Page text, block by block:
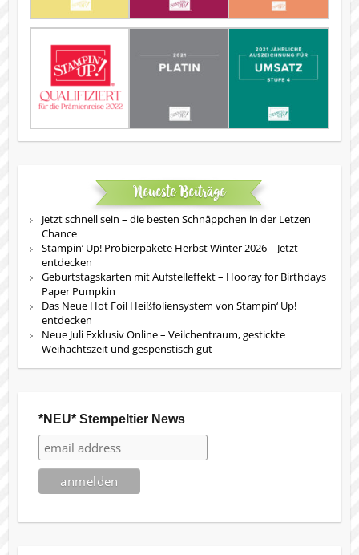
Neueste Beiträge
Jetzt schnell sein – die besten Schnäppchen in der Letzen
Chance
Stampin‘ Up! Probierpakete Herbst Winter 2026 | Jetzt
entdecken
Geburtstagskarten mit Aufstelleffekt – Hooray for Birthdays
Paper Pumpkin
Das Neue Hot Foil Heißfoliensystem von Stampin‘ Up!
entdecken
Neue Juli Exklusiv Online – Veilchentraum, gestickte
Weihachtszeit und gespenstisch gut
*NEU* Stempeltier News